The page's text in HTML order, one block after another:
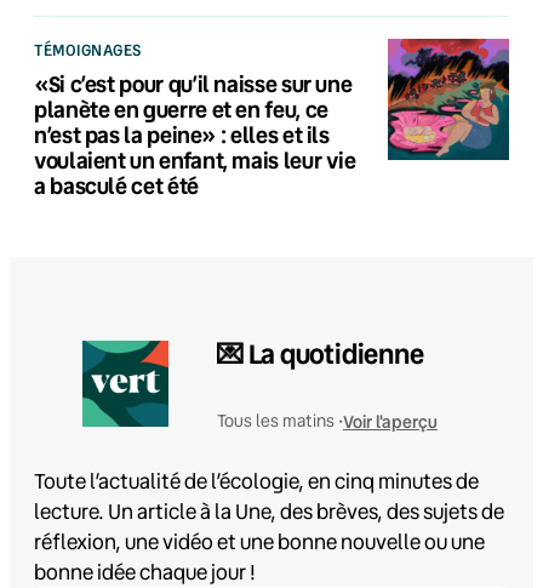
TÉMOIGNAGES
«Si c’est pour qu’il naisse sur une
planète en guerre et en feu, ce
n’est pas la peine» : elles et ils
voulaient un enfant, mais leur vie
a basculé cet été
💌 La quotidienne
Tous les matins •Voir l'aperçu
Toute l’actualité de l’écologie, en cinq minutes de
lecture. Un article à la Une, des brèves, des sujets de
réflexion, une vidéo et une bonne nouvelle ou une
bonne idée chaque jour !